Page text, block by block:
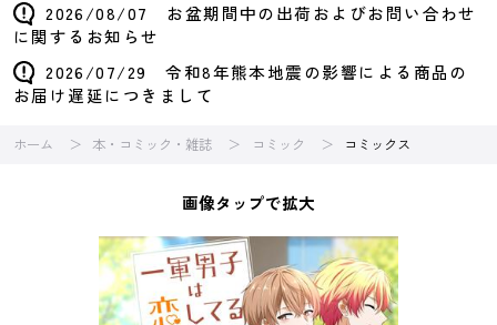
2026/08/07 お盆期間中の出荷およびお問い合わせ
に関するお知らせ
2026/07/29 令和8年熊本地震の影響による商品の
お届け遅延につきまして
ホーム 本・コミック・雑誌 コミック コミックス
画像タップで拡大